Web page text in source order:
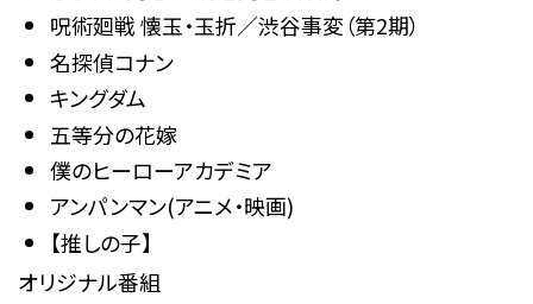
呪術廻戦 懐玉・玉折／渋谷事変（第2期）
名探偵コナン
キングダム
五等分の花嫁
僕のヒーローアカデミア
アンパンマン(アニメ・映画)
【推しの子】
オリジナル番組